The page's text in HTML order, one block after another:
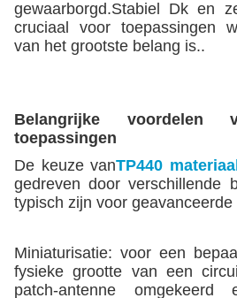
gewaarborgd.Stabiel Dk en
cruciaal voor toepassingen
van het grootste belang is..
Belangrijke voordelen
toepassingen
De keuze vanTP440
gedreven door verschillende
typisch zijn voor
Miniaturisatie: voor een
fysieke grootte van een
patch-antenne